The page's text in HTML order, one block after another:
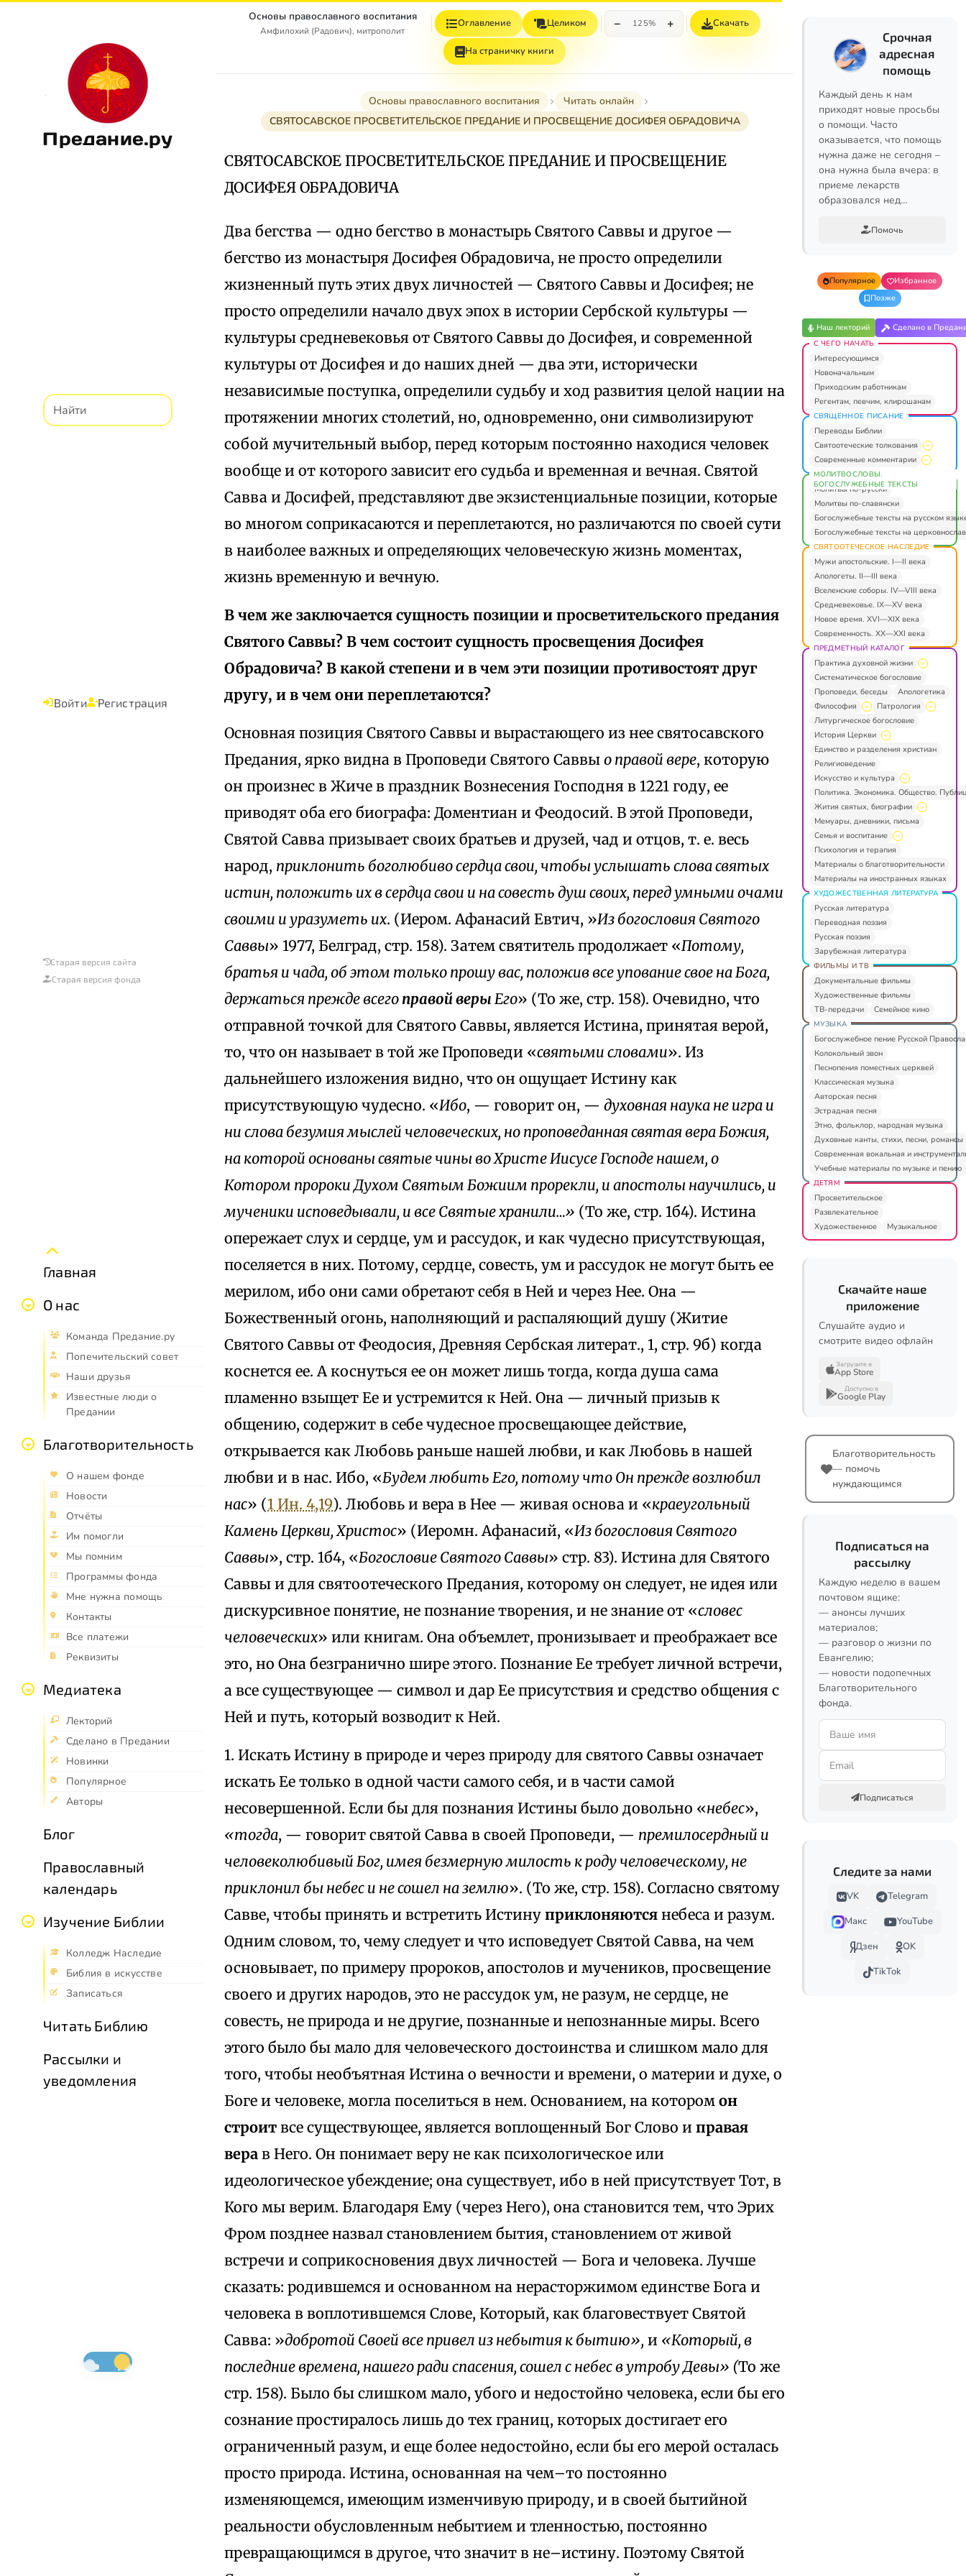
Предание.ру
Войти Регистрация
Старая версия сайта
Старая версия фонда
Главная
О нас
Команда Предание.ру
Попечительский совет
Наши друзья
Известные люди о
Предании
Благотворительность
О нашем фонде
Новости
Отчёты
Им помогли
Мы помним
Программы фонда
Мне нужна помощь
Контакты
Все платежи
Реквизиты
Медиатека
Лекторий
Сделано в Предании
Новинки
Популярное
Авторы
Блог
Православный
календарь
Изучение Библии
Колледж Наследие
Библия в искусстве
Записаться
Читать Библию
Рассылки и
уведомления
Основы православного воспитания
Амфилохий (Радович), митрополит
Оглавление Целиком − 125% + Скачать
На страничку книги
Основы православного воспитания
Читать онлайн
СВЯТОСАВСКОЕ ПРОСВЕТИТЕЛЬСКОЕ ПРЕДАНИЕ И ПРОСВЕЩЕНИЕ ДОСИФЕЯ ОБРАДОВИЧА
СВЯТОСАВСКОЕ ПРОСВЕТИТЕЛЬСКОЕ ПРЕДАНИЕ И ПРОСВЕЩЕНИЕ
ДОСИФЕЯ ОБРАДОВИЧА
Два бегства — одно бегство в монастырь Святого Саввы и другое —
бегство из монастыря Досифея Обрадовича, не просто определили
жизненный путь этих двух личностей — Святого Саввы и Досифея; не
просто определили начало двух эпох в истории Сербской культуры —
культуры средневековья от Святого Саввы до Досифея, и современной
культуры от Досифея и до наших дней — два эти, исторически
независимые поступка, определили судьбу и ход развития целой нации на
протяжении многих столетий, но, одновременно, они символизируют
собой мучительный выбор, перед которым постоянно находися человек
вообще и от которого зависит его судьба и временная и вечная. Святой
Савва и Досифей, представляют две экзистенциальные позиции, которые
во многом соприкасаются и переплетаются, но различаются по своей сути
в наиболее важных и определяющих человеческую жизнь моментах,
жизнь временную и вечную.
В чем же заключается сущность позиции и просветительского предания
Святого Саввы? В чем состоит сущность просвещения Досифея
Обрадовича? В какой степени и в чем эти позиции противостоят друг
другу, и в чем они переплетаются?
Основная позиция Святого Саввы и вырастающего из нее святосавского
Предания, ярко видна в Проповеди Святого Саввы о правой вере, которую
он произнес в Жиче в праздник Вознесения Господня в 1221 году, ее
приводят оба его биографа: Доментиан и Феодосий. В этой Проповеди,
Святой Савва призывает своих братьев и друзей, чад и отцов, т. е. весь
народ, приклонить боголюбиво сердца свои, чтобы услышать слова святых
истин, положить их в сердца свои и на совесть душ своих, перед умными очами
своими и уразуметь их. (Иером. Афанасий Евтич, »Из богословия Святого
Саввы» 1977, Белград, стр. 158). Затем святитель продолжает «Потому,
братья и чада, об этом только прошу вас, положив все упование свое на Бога,
держаться прежде всего правой веры Его» (То же, стр. 158). Очевидно, что
отправной точкой для Святого Саввы, является Истина, принятая верой,
то, что он называет в той же Проповеди «святыми словами». Из
дальнейшего изложения видно, что он ощущает Истину как
присутствующую чудесно. «Ибо, — говорит он, — духовная наука не игра и
ни слова безумия мыслей человеческих, но проповеданная святая вера Божия,
на которой основаны святые чины во Христе Иисусе Господе нашем, о
Котором пророки Духом Святым Божиим прорекли, и апостолы научились, и
мученики исповедывали, и все Святые хранили…» (То же, стр. 1б4). Истина
опережает слух и сердце, ум и рассудок, и как чудесно присутствующая,
поселяется в них. Потому, сердце, совесть, ум и рассудок не могут быть ее
мерилом, ибо они сами обретают себя в Ней и через Нее. Она —
Божественный огонь, наполняющий и распаляющий душу (Житие
Святого Саввы от Феодосия, Древняя Сербская литерат., 1, стр. 9б) когда
коснется ее. А коснуться ее он может лишь тогда, когда душа сама
пламенно взыщет Ее и устремится к Ней. Она — личный призыв к
общению, содержит в себе чудесное просвещающее действие,
открывается как Любовь раньше нашей любви, и как Любовь в нашей
любви и в нас. Ибо, «Будем любить Его, потому что Он прежде возлюбил
нас» (1 Ин. 4,19). Любовь и вера в Нее — живая основа и «краеугольный
Камень Церкви, Христос» (Иеромн. Афанасий, «Из богословия Святого
Саввы», стр. 1б4, «Богословие Святого Саввы» стр. 83). Истина для Святого
Саввы и для святоотеческого Предания, которому он следует, не идея или
дискурсивное понятие, не познание творения, и не знание от «словес
человеческих» или книгам. Она объемлет, пронизывает и преображает все
это, но Она безгранично шире этого. Познание Ее требует личной встречи,
а все существующее — символ и дар Ее присутствия и средство общения с
Ней и путь, который возводит к Ней.
1. Искать Истину в природе и через природу для святого Саввы означает
искать Ее только в одной части самого себя, и в части самой
несовершенной. Если бы для познания Истины было довольно «небес»,
«тогда, — говорит святой Савва в своей Проповеди, — премилосердный и
человеколюбивый Бог, имея безмерную милость к роду человеческому, не
приклонил бы небес и не сошел на землю». (То же, стр. 158). Согласно святому
Савве, чтобы принять и встретить Истину приклоняются небеса и разум.
Одним словом, то, чему следует и что исповедует Святой Савва, на чем
основывает, по примеру пророков, апостолов и мучеников, просвещение
своего и других народов, это не рассудок ум, не разум, не сердце, не
совесть, не природа и не другие, познанные и непознанные миры. Всего
этого было бы мало для человеческого достоинства и слишком мало для
того, чтобы необъятная Истина о вечности и времени, о материи и духе, о
Боге и человеке, могла поселиться в нем. Основанием, на котором он
строит все существующее, является воплощенный Бог Слово и правая
вера в Него. Он понимает веру не как психологическое или
идеологическое убеждение; она существует, ибо в ней присутствует Тот, в
Кого мы верим. Благодаря Ему (через Него), она становится тем, что Эрих
Фром позднее назвал становлением бытия, становлением от живой
встречи и соприкосновения двух личностей — Бога и человека. Лучше
сказать: родившемся и основанном на нерасторжимом единстве Бога и
человека в воплотившемся Слове, Который, как благовествует Святой
Савва: »добротой Своей все привел из небытия к бытию», и «Который, в
последние времена, нашего ради спасения, сошел с небес в утробу Девы» (То же
стр. 158). Было бы слишком мало, убого и недостойно человека, если бы его
сознание простиралось лишь до тех границ, которых достигает его
ограниченный разум, и еще более недостойно, если бы его мерой осталась
просто природа. Истина, основанная на чем–то постоянно
изменяющемся, имеющим изменчивую природу, и в своей бытийной
реальности обусловленным небытием и тленностью, постоянно
превращающимся в другое, что значит в не–истину. Поэтому Святой
Срочная
адресная
помощь
Каждый день к нам
приходят новые просьбы
о помощи. Часто
оказывается, что помощь
нужна даже не сегодня –
она нужна была вчера: в
приеме лекарств
образовался нед…
Помочь
Популярное
Избранное
Позже
Наш лекторий Сделано в
С ЧЕГО НАЧАТЬ
Интересующимся
Новоначальным
Приходским работникам
Регентам, певчим, клирошанам
СВЯЩЕННОЕ ПИСАНИЕ
Переводы Библии
Святоотеческие толкования
Современные комментарии
МОЛИТВОСЛОВЫ.
БОГОСЛУЖЕБНЫЕ ТЕКСТЫ
Молитвы по-русски
Молитвы по-славянски
Богослужебные тексты на русском
Богослужебные тексты на
СВЯТООТЕЧЕСКОЕ НАСЛЕДИЕ
Мужи апостольские. I—II века
Апологеты. II—III века
Вселенские соборы. IV—VIII века
Средневековье. IX—XV века
Новое время. XVI—XIX века
Современность. XX—XXI века
ПРЕДМЕТНЫЙ КАТАЛОГ
Практика духовной жизни
Систематическое богословие
Проповеди, беседы
Апологетика
Философия
Патрология
Литургическое богословие
История Церкви
Единство и разделения христиан
Религиоведение
Искусство и культура
Политика. Экономика. Общество.
Жития святых, биографии
Мемуары, дневники, письма
Семья и воспитание
Психология и терапия
Материалы о благотворительности
Материалы на иностранных языках
ХУДОЖЕСТВЕННАЯ ЛИТЕРАТУРА
Русская литература
Переводная поэзия
Русская поэзия
Зарубежная литература
ФИЛЬМЫ И ТВ
Документальные фильмы
Художественные фильмы
ТВ-передачи
Семейное кино
МУЗЫКА
Богослужебное пение Русской
Колокольный звон
Песнопения поместных церквей
Классическая музыка
Авторская песня
Эстрадная песня
Этно, фольклор, народная музыка
Духовные канты, стихи, песни, романсы
Современная вокальная и
Учебные материалы по музыке и пению
ДЕТЯМ
Просветительское
Развлекательное
Художественное
Музыкальное
Скачайте наше
приложение
Слушайте аудио и
смотрите видео офлайн
Загрузите в
App Store
Доступно в
Google Play
Благотворительность
— помочь
нуждающимся
Подписаться на
рассылку
Каждую неделю в вашем
почтовом ящике:
— анонсы лучших
материалов;
— разговор о жизни по
Евангелию;
— новости подопечных
Благотворительного
фонда.
Подписаться
Следите за нами
VK
Telegram
Макс
YouTube
Дзен
OK
TikTok